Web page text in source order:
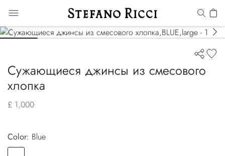
Сужающиеся джинсы из смесового
хлопка
£ 1,000
Color:
blue